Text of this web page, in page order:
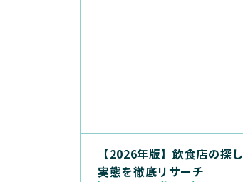
【2026年版】飲食店の探
実態を徹底リサーチ